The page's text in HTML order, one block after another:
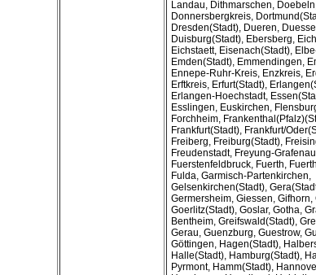
Landau, Dithmarschen,
Donnersbergkreis,
Dresden(Stadt), Dueren,
Duisburg(Stadt), Ebersberg,
Eichstaett, Eisenach(Stadt),
Emden(Stadt), Emmendingen,
Ennepe-Ruhr-Kreis, Enzkreis,
Erftkreis, Erfurt(Stadt),
Erlangen-Hoechstadt,
Esslingen, Euskirchen,
Forchheim,
Frankfurt(Stadt), Frankfurt/
Freiberg, Freiburg(Stadt),
Freudenstadt, Freyung-
Fuerstenfeldbruck, Fuerth,
Fulda, Garmisch-Partenkirchen,
Gelsenkirchen(Stadt),
Germersheim, Giessen,
Goerlitz(Stadt), Goslar, Gotha,
Bentheim, Greifswald(Stadt),
Gerau, Guenzburg, Guestrow,
Göttingen, Hagen(Stadt),
Halle(Stadt), Hamburg(Stadt),
Pyrmont, Hamm(Stadt),